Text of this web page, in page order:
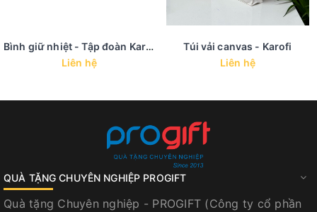
Bình giữ nhiệt - Tập đoàn Karofi
Liên hệ
Túi vải canvas - Karofi
Liên hệ
QUÀ TẶNG CHUYÊN NGHIỆP PROGIFT
Quà tặng Chuyên nghiệp - PROGIFT (Công ty cổ phần